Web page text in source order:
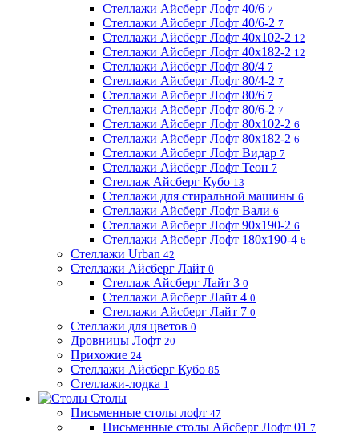
Стеллажи Айсберг Лофт 40/6 7
Стеллажи Айсберг Лофт 40/6-2 7
Стеллажи Айсберг Лофт 40х102-2 12
Стеллажи Айсберг Лофт 40х182-2 12
Стеллажи Айсберг Лофт 80/4 7
Стеллажи Айсберг Лофт 80/4-2 7
Стеллажи Айсберг Лофт 80/6 7
Стеллажи Айсберг Лофт 80/6-2 7
Стеллажи Айсберг Лофт 80х102-2 6
Стеллажи Айсберг Лофт 80х182-2 6
Стеллажи Айсберг Лофт Видар 7
Стеллажи Айсберг Лофт Теон 7
Стеллаж Айсберг Кубо 13
Стеллажи для стиральной машины 6
Стеллажи Айсберг Лофт Вали 6
Стеллажи Айсберг Лофт 90х190-2 6
Стеллажи Айсберг Лофт 180х190-4 6
Стеллажи Urban 42
Стеллажи Айсберг Лайт 0
Стеллаж Айсберг Лайт 3 0
Стеллажи Айсберг Лайт 4 0
Стеллажи Айсберг Лайт 7 0
Стеллажи для цветов 0
Дровницы Лофт 20
Прихожие 24
Стеллажи Айсберг Кубо 85
Стеллажи-лодка 1
Столы
Письменные столы лофт 47
Письменные столы Айсберг Лофт 01 7